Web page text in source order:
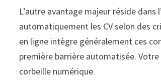
L’autre avantage majeur réside
automatiquement les CV selon des
en ligne intègre généralement ces
première barrière automatisée.
corbeille numérique.